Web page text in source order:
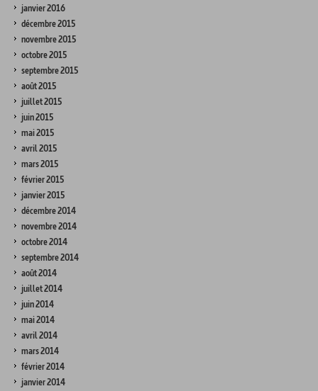
janvier 2016
décembre 2015
novembre 2015
octobre 2015
septembre 2015
août 2015
juillet 2015
juin 2015
mai 2015
avril 2015
mars 2015
février 2015
janvier 2015
décembre 2014
novembre 2014
octobre 2014
septembre 2014
août 2014
juillet 2014
juin 2014
mai 2014
avril 2014
mars 2014
février 2014
janvier 2014